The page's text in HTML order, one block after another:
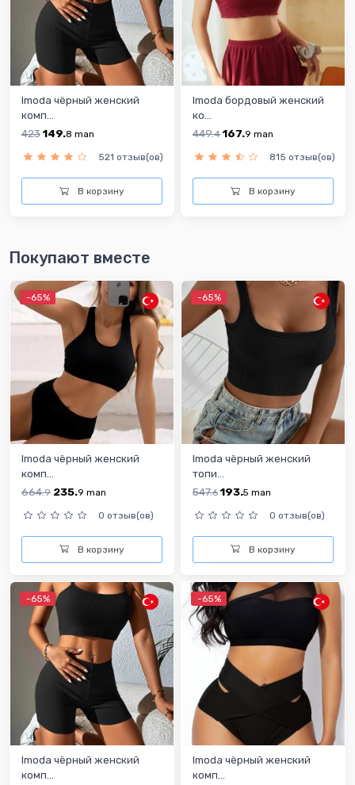
Imoda чёрный женский
комп...
423149.8 man
521 отзыв(ов)
В корзину
Imoda бордовый женский
ко...
449.4 167.9 man
815 отзыв(ов)
В корзину
Покупают вместе
-65%
Imoda чёрный женский
комп...
664.9 235.9 man
0 отзыв(ов)
В корзину
-65%
Imoda чёрный женский
топи...
547.6 193.5 man
0 отзыв(ов)
В корзину
-65%
Imoda чёрный женский
комп...
-65%
Imoda чёрный женский
комп...